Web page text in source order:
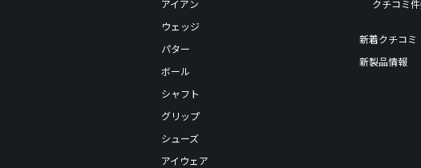
アイアン
ウェッジ
パター
ボール
シャフト
グリップ
シューズ
アイウェア
クチコミ
新着クチコミ
新製品情報